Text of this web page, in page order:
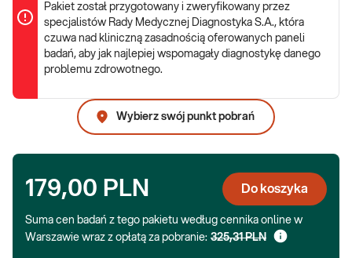
Pakiet został przygotowany i zweryfikowany przez
specjalistów Rady Medycznej Diagnostyka S.A., która
czuwa nad kliniczną zasadnością oferowanych paneli
badań, aby jak najlepiej wspomagały diagnostykę danego
problemu zdrowotnego.
Wybierz swój punkt pobrań
179,00 PLN Do koszyka
Suma cen badań z tego pakietu według cennika online w
Warszawie wraz z opłatą za pobranie: 325,31 PLN